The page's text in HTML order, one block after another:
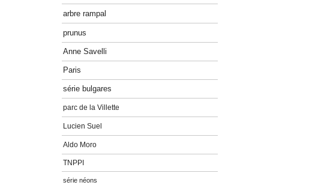
arbre rampal
prunus
Anne Savelli
Paris
série bulgares
parc de la Villette
Lucien Suel
Aldo Moro
TNPPI
série néons